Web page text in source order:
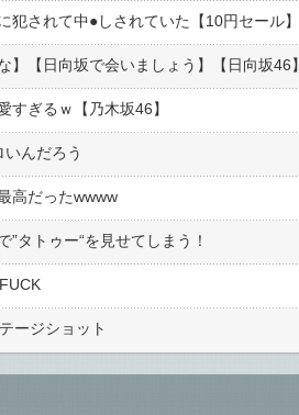
犯されて中●︎しされていた【10円セール】
【日向坂で会いましょう】【日向坂46】
すぎるｗ【乃木坂46】
んだろう
高だったwwww
”タトゥー“を見せてしまう！
ージショット